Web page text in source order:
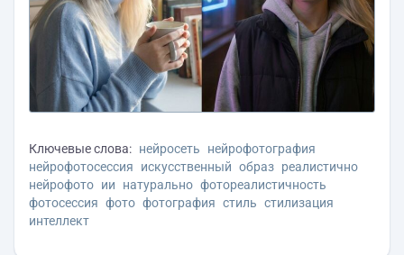
Ключевые слова: нейросеть
нейрофотография
нейрофотосессия
искусственный образ реалистично
нейрофото ии натурально фотореалистичность
фотосессия фото фотография стиль стилизация
интеллект